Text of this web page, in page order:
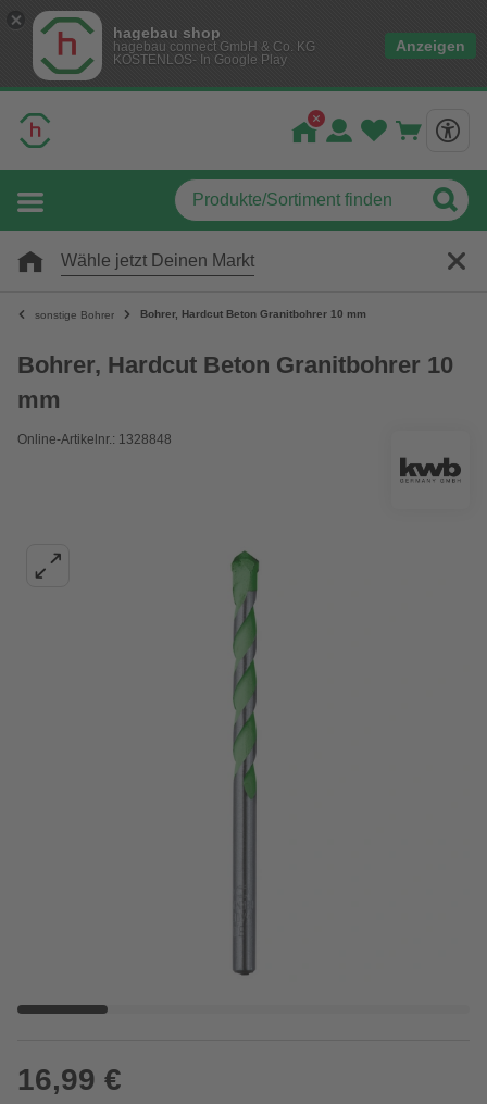
hagebau shop
hagebau connect GmbH & Co. KG
KOSTENLOS- In Google Play
Anzeigen
Wähle jetzt Deinen Markt
sonstige Bohrer Bohrer, Hardcut Beton Granitbohrer 10 mm
Bohrer, Hardcut Beton Granitbohrer 10
mm
Online-Artikelnr.: 1328848
16,99 €